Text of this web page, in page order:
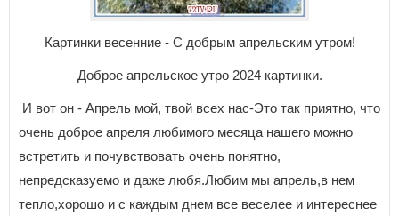
Картинки весенние - С добрым апрельским утром!
Доброе апрельское утро 2024 картинки.
И вот он - Апрель мой, твой всех нас-Это так приятно, что
очень доброе апреля любимого месяца нашего можно
встретить и почувствовать очень понятно,
непредсказуемо и даже любя.Любим мы апрель,в нем
тепло,хорошо и с каждым днем все веселее и интереснее